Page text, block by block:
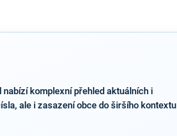
komplexní přehled aktuálních i
ale i zasazení obce do širšího kontextu